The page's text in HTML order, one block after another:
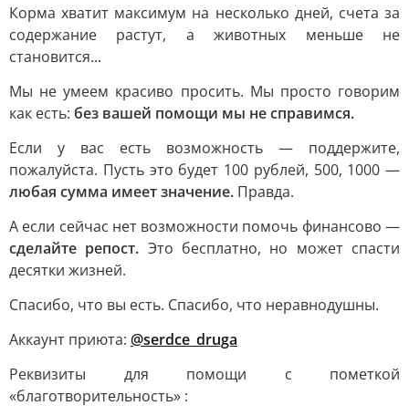
Корма хватит максимум на несколько дней, счета за
содержание растут, а животных меньше не
становится...
Мы не умеем красиво просить. Мы просто говорим
как есть: без вашей помощи мы не справимся.
Если у вас есть возможность — поддержите,
пожалуйста. Пусть это будет 100 рублей, 500, 1000 —
любая сумма имеет значение. Правда.
А если сейчас нет возможности помочь финансово —
сделайте репост. Это бесплатно, но может спасти
десятки жизней.
Спасибо, что вы есть. Спасибо, что неравнодушны.
Аккаунт приюта: @serdce_druga
Реквизиты для помощи с пометкой
«благотворительность» :